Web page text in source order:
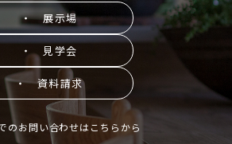
・ 展示場
・ 見学会
・ 資料請求
のお問い合わせはこちらから